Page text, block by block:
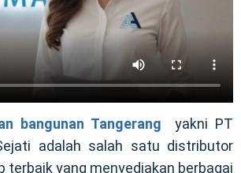
bangunan Tangerang
yakni PT
adalah salah satu distributor
terbaik yang menyediakan berbagai